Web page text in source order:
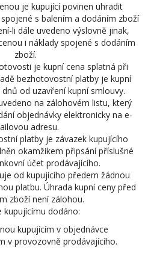
je kupující povinen uhradit
s balením a dodáním zboží
li dále uvedeno výslovně jinak,
i náklady spojené s dodáním
zboží.
je kupní cena splatná při
bezhotovostní platby je kupní
od uzavření kupní smlouvy.
na zálohovém listu, který
objednávky elektronicky na e-
adresu.
platby je závazek kupujícího
okamžikem připsání příslušné
účet prodávajícího.
od kupujícího předem žádnou
platbu. Úhrada kupní ceny před
zboží není zálohou.
kupujícímu dodáno:
kupujícím v objednávce
v provozovně prodávajícího.